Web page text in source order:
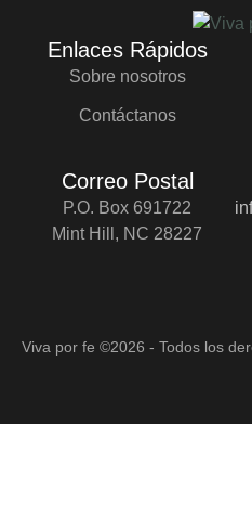
Enlaces Rápidos
Sobre nosotros
Contáctanos
Correo Postal
P.O. Box 691722
Mint Hill, NC 28227
Viva por fe ©2026 - Todos los